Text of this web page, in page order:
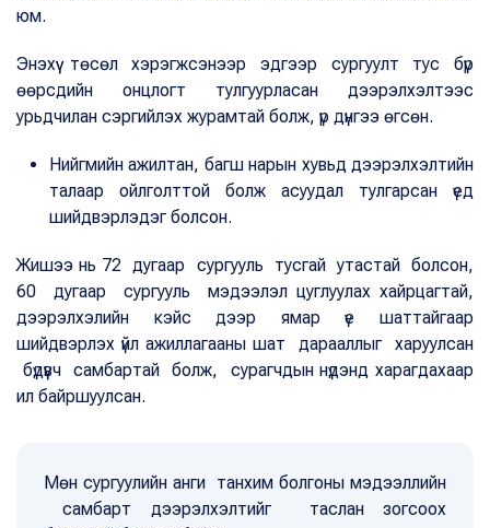
юм.
Энэхүү төсөл хэрэгжсэнээр эдгээр сургуулт тус бүр
өөрсдийн онцлогт тулгуурласан дээрэлхэлтээс
урьдчилан сэргийлэх журамтай болж, үр дүнгээ өгсөн.
Нийгмийн ажилтан, багш нарын хувьд дээрэлхэлтийн
талаар ойлголттой болж асуудал тулгарсан үед
шийдвэрлэдэг болсон.
Жишээ нь 72 дугаар сургууль тусгай утастай болсон,
60 дугаар сургууль мэдээлэл цуглуулах хайрцагтай,
дээрэлхэлийн кэйс дээр ямар үе шаттайгаар
шийдвэрлэх үйл ажиллагааны шат дарааллыг харуулсан
бүдүүвч самбартай болж, сурагчдын нүдэнд харагдахаар
ил байршуулсан.
Мөн сургуулийн анги танхим болгоны мэдээллийн
самбарт дээрэлхэлтийг таслан зогсоох